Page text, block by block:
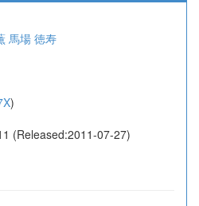
馬場 徳寿
)
(Released:2011-07-27)